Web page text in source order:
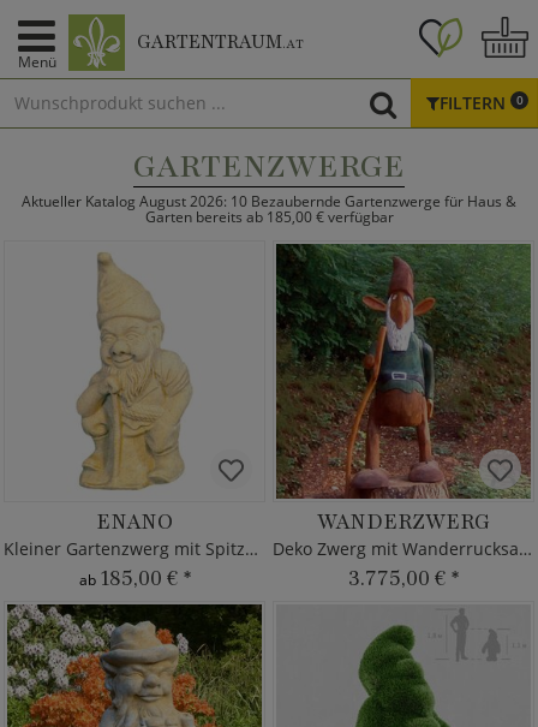
Menü
GARTENTRAUM.AT
FILTERN 0
GARTENZWERGE
Aktueller Katalog August 2026: 10 Bezaubernde Gartenzwerge für Haus &
Garten bereits ab 185,00 € verfügbar
ENANO
Kleiner Gartenzwerg mit Spitzhacke
ab 185,00 € *
WANDERZWERG
Deko Zwerg mit Wanderrucksack
3.775,00 € *